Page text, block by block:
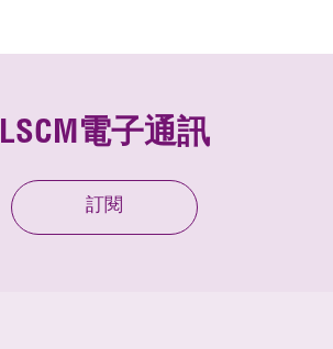
LSCM電子通訊
訂閱